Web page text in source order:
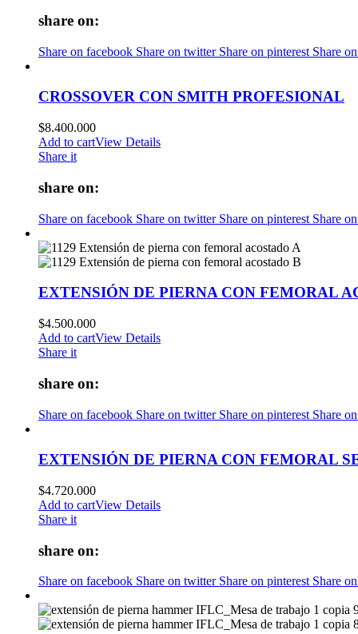
share on:
Share on facebook Share on twitter Share on pinterest Share
CROSSOVER CON SMITH PROFESIONAL
$8.400.000
Add to cartView Details
Share it
share on:
Share on facebook Share on twitter Share on pinterest Share
EXTENSIÓN DE PIERNA CON FEMORAL
$4.500.000
Add to cartView Details
Share it
share on:
Share on facebook Share on twitter Share on pinterest Share
EXTENSIÓN DE PIERNA CON FEMORAL
$4.720.000
Add to cartView Details
Share it
share on:
Share on facebook Share on twitter Share on pinterest Share